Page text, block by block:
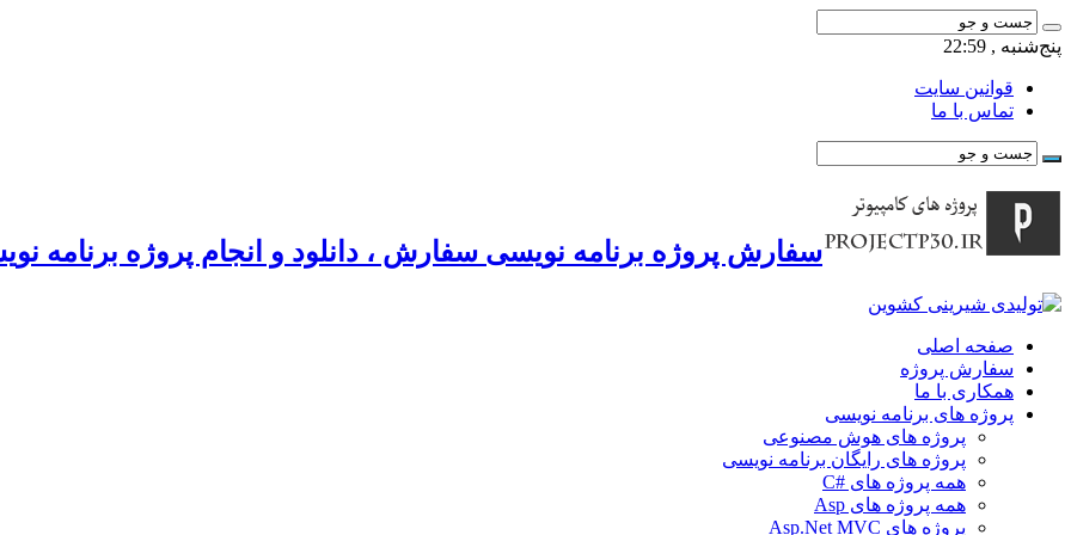
پنج‌شنبه , 22:59
قوانین سایت
تماس با ما
سفارش پروژه برنامه نویسی سفارش ، دانلود و انجام پروژه برنامه
صفحه اصلی
سفارش پروژه
همکاری با ما
پروژه های برنامه نویسی
پروژه های هوش مصنوعی
پروژه های رایگان برنامه نویسی
همه پروژه های #C
همه پروژه های Asp
پروژه های Asp.Net MVC